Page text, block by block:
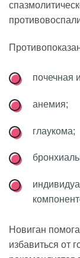
почечная
анемия;
глаукома;
Новиган
избавиться от